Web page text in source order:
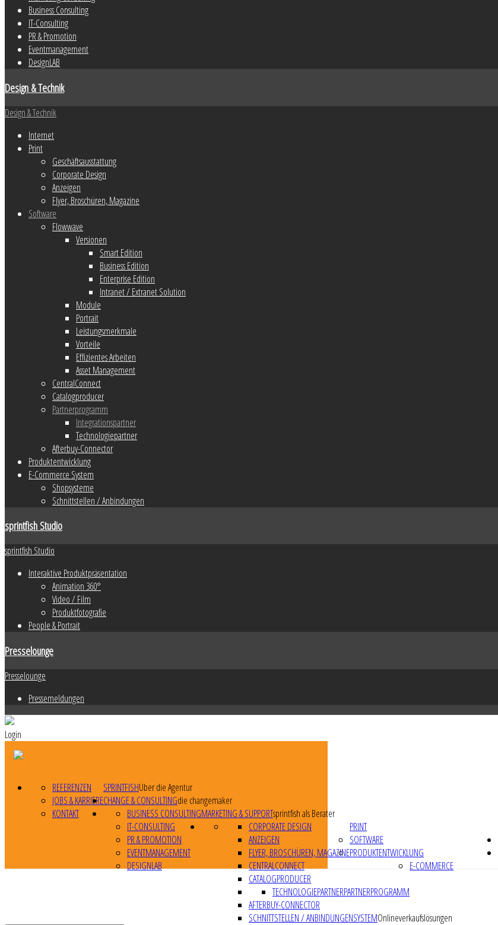
Business Consulting
IT-Consulting
PR & Promotion
Eventmanagement
DesignLAB
Design & Technik
Design & Technik
Internet
Print
Geschäftsausstattung
Corporate Design
Anzeigen
Flyer, Broschüren, Magazine
Software
Flowwave
Versionen
Smart Edition
Business Edition
Enterprise Edition
Intranet / Extranet Solution
Module
Portrait
Leistungsmerkmale
Vorteile
Effizientes Arbeiten
Asset Management
CentralConnect
Catalogproducer
Partnerprogramm
Integrationspartner
Technologiepartner
Afterbuy-Connector
Produktentwicklung
E-Commerce System
Shopsysteme
Schnittstellen / Anbindungen
sprintfish Studio
sprintfish Studio
Interaktive Produktpräsentation
Animation 360°
Video / Film
Produktfotografie
People & Portrait
Presselounge
Presselounge
Pressemeldungen
Login
SPRINTFISHÜber die Agentur
REFERENZEN
JOBS & KARRIERE
KONTAKT
CHANGE & CONSULTINGdie changemaker
MARKETING & SUPPORTsprintfish als Berater
BUSINESS CONSULTING
IT-CONSULTING
PR & PROMOTION
EVENTMANAGEMENT
DESIGNLAB
PRINT
CORPORATE DESIGN
ANZEIGEN
FLYER, BROSCHÜREN, MAGAZINE
SOFTWARE
CENTRALCONNECT
CATALOGPRODUCER
PARTNERPROGRAMM
TECHNOLOGIEPARTNER
AFTERBUY-CONNECTOR
PRODUKTENTWICKLUNG
E-COMMERCE
SYSTEMOnlineverkaufslösungen
SCHNITTSTELLEN / ANBINDUNGEN